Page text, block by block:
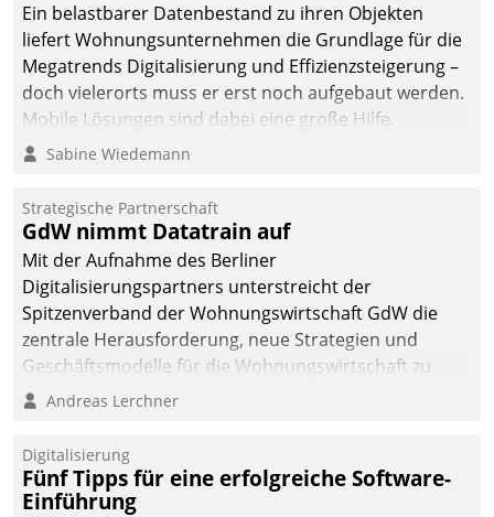
Ein belastbarer Datenbestand zu ihren Objekten
liefert Wohnungsunternehmen die Grundlage für die
Megatrends Digitalisierung und Effizienzsteigerung –
doch vielerorts muss er erst noch aufgebaut werden.
Mobile Lösungen sind dabei eine große Hilfe.
Sabine Wiedemann
Strategische Partnerschaft
GdW nimmt Datatrain auf
Mit der Aufnahme des Berliner
Digitalisierungspartners unterstreicht der
Spitzenverband der Wohnungswirtschaft GdW die
zentrale Herausforderung, neue Strategien und
Geschäftsmodelle für die Wohnungswirtschaft zu
entwickeln.
Andreas Lerchner
Digitalisierung
Fünf Tipps für eine erfolgreiche Software-
Einführung